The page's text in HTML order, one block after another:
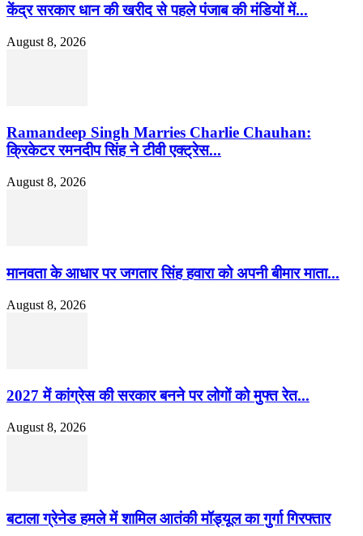
केंद्र सरकार धान की खरीद से पहले पंजाब की मंडियों में...
August 8, 2026
Ramandeep Singh Marries Charlie Chauhan:
क्रिकेटर रमनदीप सिंह ने टीवी एक्ट्रेस...
August 8, 2026
मानवता के आधार पर जगतार सिंह हवारा को अपनी बीमार माता...
August 8, 2026
2027 में कांग्रेस की सरकार बनने पर लोगों को मुफ्त रेत...
August 8, 2026
बटाला ग्रेनेड हमले में शामिल आतंकी मॉड्यूल का गुर्गा गिरफ्तार